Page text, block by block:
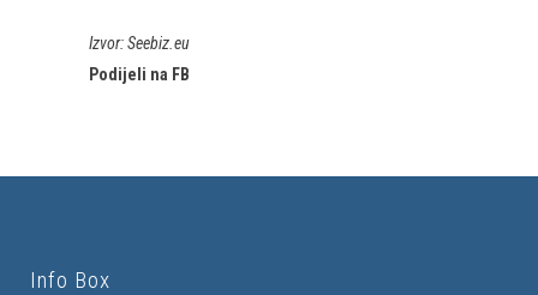
Izvor: Seebiz.eu
Podijeli na FB
Info Box